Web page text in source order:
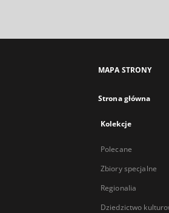
MAPA STRONY
Strona główna
Kolekcje
Polecane
Zbiory specjalne
Regionalia
Dziedzictwo